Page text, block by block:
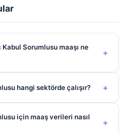
Sorumlusu maaşı ne
+
hangi sektörde çalışır? +
için maaş verileri nasıl
+